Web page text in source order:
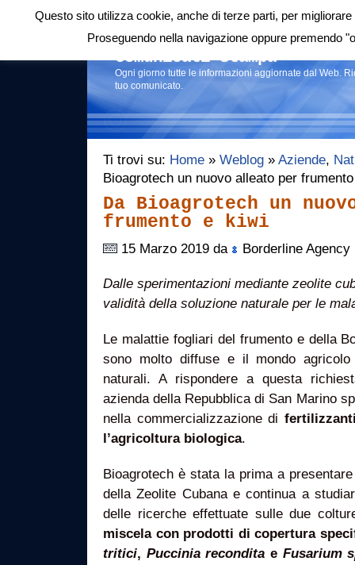
Login|RSS |
Comunicati stampa
Ogni giorno tutte le informazioni aggiornate dal Web.
tuo comunicato.
Ti trovi su: Home » Weblog » Aziende,
Bioagrotech un nuovo alleato per
Da Bioagrotech un
frumento e kiwi
15 Marzo 2019 da Borderline Agency
Dalle sperimentazioni mediante zeolite
validità della soluzione naturale per le
Le malattie fogliari del frumento e della
sono molto diffuse e il mondo
naturali. A rispondere a questa
azienda della Repubblica di San Marino
nella commercializzazione di
l’agricoltura biologica.
Bioagrotech è stata la prima a
della Zeolite Cubana e continua a
delle ricerche effettuate sulle due
miscela con prodotti di copertura
tritici, Puccinia recondita e Fusarium
Questo sito utilizza cookie, anche di terze parti, per
Proseguendo nella navigazione oppure premendo